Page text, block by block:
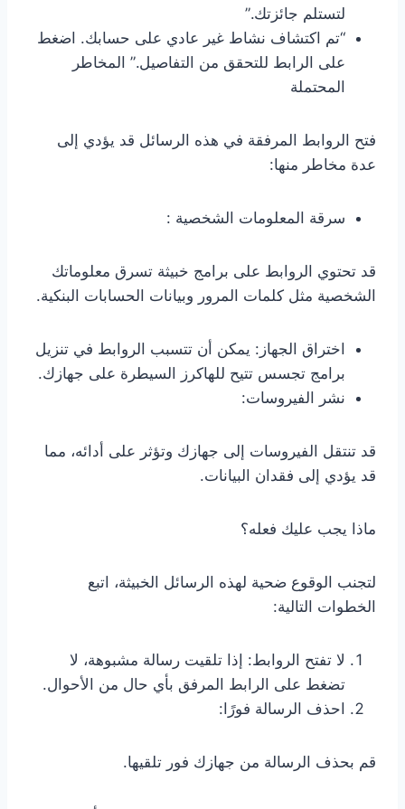
لتستلم جائزتك.”
“تم اكتشاف نشاط غير عادي على حسابك. اضغط
على الرابط للتحقق من التفاصيل.” المخاطر
المحتملة
فتح الروابط المرفقة في هذه الرسائل قد يؤدي إلى
عدة مخاطر منها:
سرقة المعلومات الشخصية :
قد تحتوي الروابط على برامج خبيثة تسرق معلوماتك
الشخصية مثل كلمات المرور وبيانات الحسابات البنكية.
اختراق الجهاز: يمكن أن تتسبب الروابط في تنزيل
برامج تجسس تتيح للهاكرز السيطرة على جهازك.
نشر الفيروسات:
قد تنتقل الفيروسات إلى جهازك وتؤثر على أدائه، مما
قد يؤدي إلى فقدان البيانات.
ماذا يجب عليك فعله؟
لتجنب الوقوع ضحية لهذه الرسائل الخبيثة، اتبع
الخطوات التالية:
لا تفتح الروابط: إذا تلقيت رسالة مشبوهة، لا
تضغط على الرابط المرفق بأي حال من الأحوال.
احذف الرسالة فورًا:
قم بحذف الرسالة من جهازك فور تلقيها.